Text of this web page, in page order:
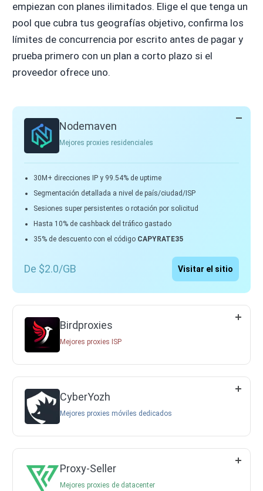
empiezan con planes ilimitados. Elige el que tenga un
pool que cubra tus geografías objetivo, confirma los
límites de concurrencia por escrito antes de pagar y
prueba primero con un plan a corto plazo si el
proveedor ofrece uno.
Nodemaven
Mejores proxies residenciales
30M+ direcciones IP y 99.54% de uptime
Segmentación detallada a nivel de país/ciudad/ISP
Sesiones super persistentes o rotación por solicitud
Hasta 10% de cashback del tráfico gastado
35% de descuento con el código CAPYRATE35
De $2.0/GB Visitar el sitio
Birdproxies
Mejores proxies ISP
CyberYozh
Mejores proxies móviles dedicados
Proxy-Seller
Mejores proxies de datacenter